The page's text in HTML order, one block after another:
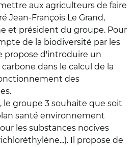
aux agriculteurs de faire
Jean-François Le Grand,
et président du groupe. Pour
de la biodiversité par les
propose d'introduire un
dans le calcul de la
des
le groupe 3 souhaite que soit
santé environnement
les substances nocives
Il propose de